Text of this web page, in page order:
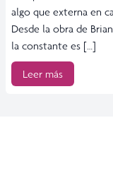
algo que externa en
Desde la obra de
la constante es […]
Leer más